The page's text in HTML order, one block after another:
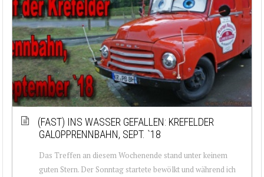
(FAST) INS WASSER GEFALLEN: KREFELDER
GALOPPRENNBAHN, SEPT. `18
Das Treffen an diesem Wochenende stand unter keinem
guten Stern. Der Sonntag startete bewölkt und während ich